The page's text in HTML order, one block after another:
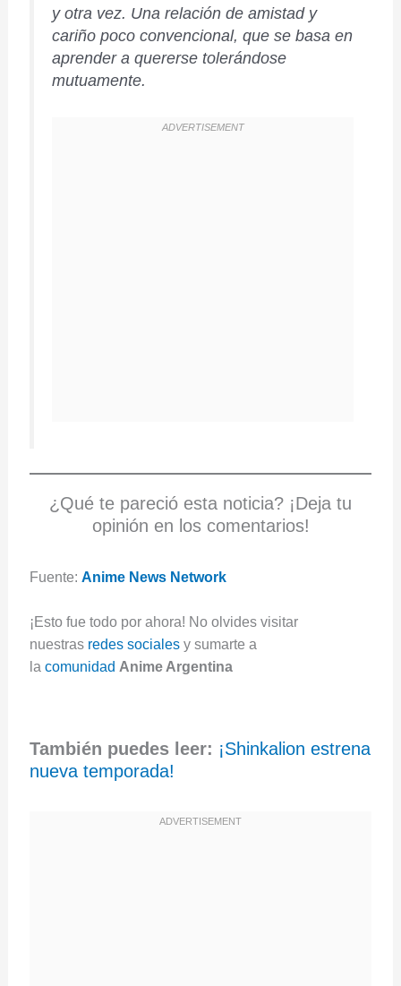
y otra vez. Una relación de amistad y
cariño poco convencional, que se basa en
aprender a quererse tolerándose
mutuamente.
¿Qué te pareció esta noticia? ¡Deja tu
opinión en los comentarios!
Fuente: Anime News Network
¡Esto fue todo por ahora! No olvides visitar
nuestras redes socialesy sumarte a
la comunidad Anime Argentina
También puedes leer: ¡Shinkalion estrena
nueva temporada!